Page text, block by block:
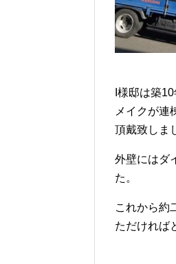
I様邸は築
メイクが連
頂戴致しま
外壁にはダ
た。
これから約
ただければ